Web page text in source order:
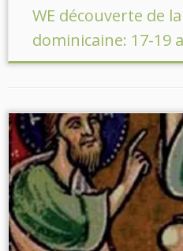
WE découverte de
dominicaine: 17-19